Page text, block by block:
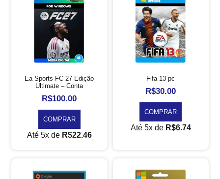
Ea Sports FC 27 Edição
Ultimate – Conta
R$100.00
COMPRAR
Até 5x de R$22.46
Fifa 13 pc
R$30.00
COMPRAR
Até 5x de R$6.74